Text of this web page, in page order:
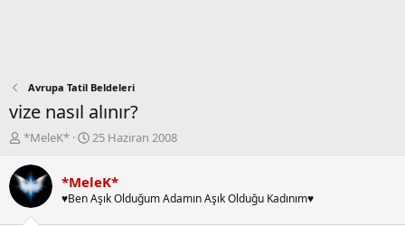
Avrupa Tatil Beldeleri
vize nasıl alınır?
K
n
b
u
y
*MeleK*
B
l
a
25 Haziran 2008
*MeleK*
♥Ben Aşık Olduğum Adamın Aşık Olduğu Kadınım♥